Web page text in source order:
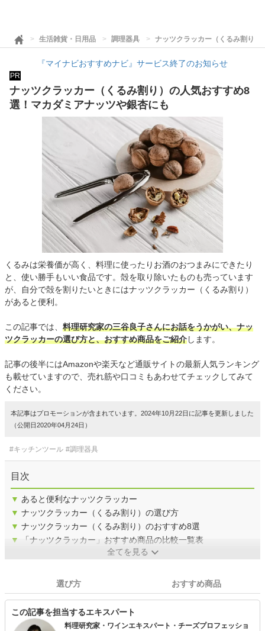
生活雑貨・日用品 調理器具 ナッツクラッカー（くるみ割り
『マイナビおすすめナビ』サービス終了のお知らせ
PR
ナッツクラッカー（くるみ割り）の人気おすすめ8
選！マカダミアナッツや銀杏にも
くるみは栄養価が高く、料理に使ったりお酒のおつまみにできたり
と、使い勝手もいい食品です。殻を取り除いたものも売っています
が、自分で殻を割りたいときにはナッツクラッカー（くるみ割り）
があると便利。
この記事では、 料理研究家の三谷良子さんにお話をうかがい、ナッ
ツクラッカーの選び方と、おすすめ商品をご紹介します。
記事の後半にはAmazonや楽天など通販サイトの最新人気ランキング
も載せていますので、売れ筋や口コミもあわせてチェックしてみて
ください。
本記事はプロモーションが含まれています。2024年10月22日に記事を更新しました
（公開日2020年04月24日）
#キッチンツール #調理器具
目次
▼ あると便利なナッツクラッカー
▼ ナッツクラッカー（くるみ割り）の選び方
▼ ナッツクラッカー（くるみ割り）のおすすめ8選
▼
「ナッツクラッカー」おすすめ商品の比較一覧表
全てを見る
選び方 おすすめ商品
この記事を担当するエキスパート
料理研究家・ワインエキスパート・チーズプロフェッショ